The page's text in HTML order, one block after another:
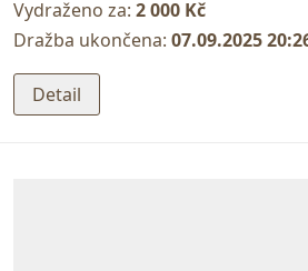
Vydraženo za: 2 000 Kč
Dražba ukončena: 07.09.2025
Detail